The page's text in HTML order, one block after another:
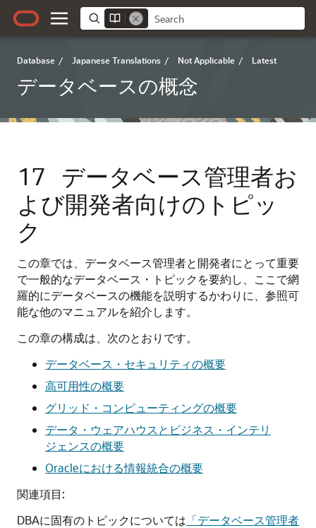
Database / Japanese Translations / Not Applicable / Latest
データベースの概念
17 データベース管理者お
よび開発者向けのトピッ
ク
この章では、データベース管理者と開発者にとって重要
で一般的なデータベース・トピックを要約し、ここで網
羅的にデータベースの機能を説明するかわりに、参照可
能な他のマニュアルを紹介します。
この章の構成は、次のとおりです。
データベース・セキュリティの概要
高可用性の概要
グリッド・コンピューティングの概要
データ・ウェアハウスとビジネス・インテリ
ジェンスの概要
Oracleにおける情報統合の概要
関連項目:
DBAに固有のトピックについては 「データベース管理者